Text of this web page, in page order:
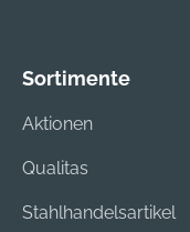
Sortimente
Aktionen
Qualitas
Stahlhandelsartikel